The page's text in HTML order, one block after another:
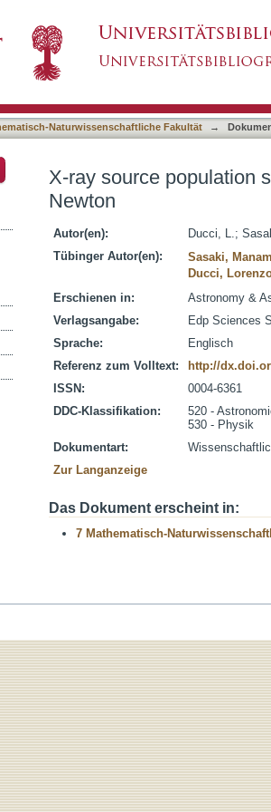
Naturwissenschaftliche Fakultät →
X-ray source population
Newton
Autor(en): Ducci, L.;
Tübinger Autor(en):
Sasaki,
Ducci,
Erschienen in:
Astronomy &
Verlagsangabe:
Edp Sciences
Sprache:
Englisch
Referenz zum Volltext:
http://
ISSN:
0004-6361
DDC-Klassifikation:
520 -
530 - Physik
Dokumentart:
Zur Langanzeige
Das Dokument erscheint in:
7 Mathematisch-